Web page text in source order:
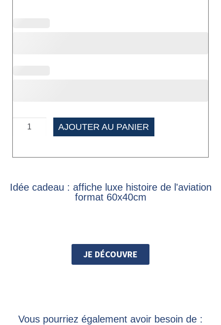
AJOUTER AU PANIER
Idée cadeau : affiche luxe histoire de l'aviation
format 60x40cm
JE DÉCOUVRE
Vous pourriez également avoir besoin de :